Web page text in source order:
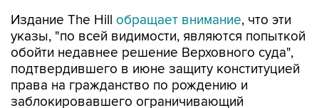
Издание The Hill обращает внимание, что эти
указы, "по всей видимости, являются попыткой
обойти недавнее решение Верховного суда",
подтвердившего в июне защиту конституцией
права на гражданство по рождению и
заблокировавшего ограничивающий